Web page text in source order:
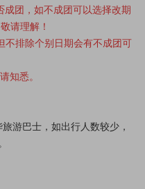
团，如不成团可以选择改期
请理解！
不排除个别日期会有不成团可
知悉。
游巴士，如出行人数较少，